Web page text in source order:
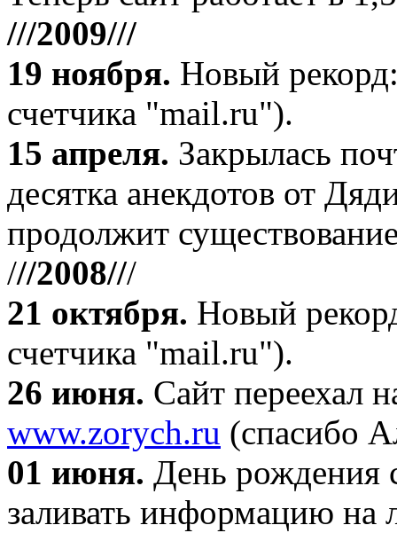
///2009///
19 ноября. Новый
счетчика "mail.ru").
15 апреля. Закрылась
десятка анекдотов от
продолжит
///2008///
21 октября. Новый
счетчика "mail.ru").
26 июня. Сайт переехал
www.zorych.ru (спасибо
01 июня. День рождения
заливать информацию на